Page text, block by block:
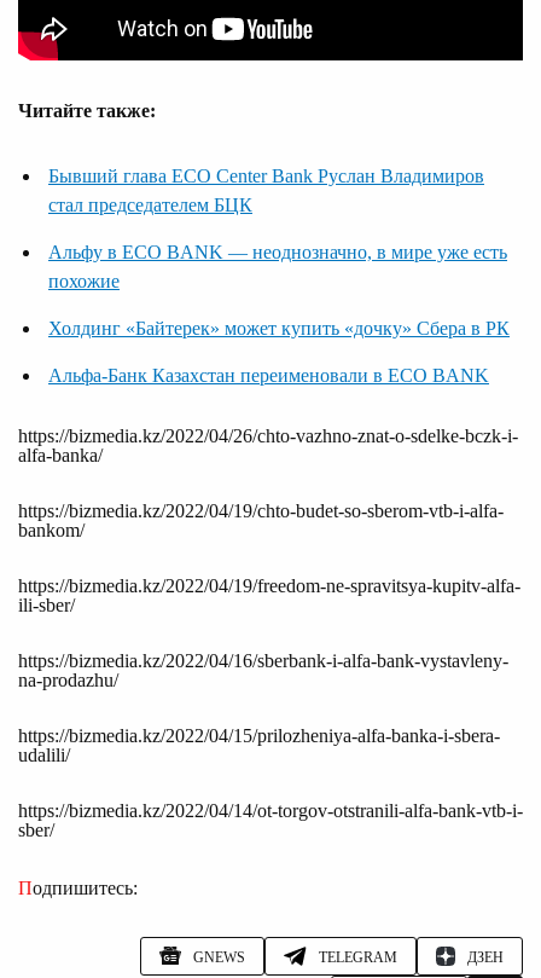
Читайте также:
Бывший глава ЕСО Center Bank Руслан Владимиров
стал председателем БЦК
Альфу в ECO BANK — неоднозначно, в мире уже есть
похожие
Холдинг «Байтерек» может купить «дочку» Сбера в РК
Альфа-Банк Казахстан переименовали в ECO BANK
https://bizmedia.kz/2022/04/26/chto-vazhno-znat-o-sdelke-bczk-i-
alfa-banka/
https://bizmedia.kz/2022/04/19/chto-budet-so-sberom-vtb-i-alfa-
bankom/
https://bizmedia.kz/2022/04/19/freedom-ne-spravitsya-kupitv-alfa-
ili-sber/
https://bizmedia.kz/2022/04/16/sberbank-i-alfa-bank-vystavleny-
na-prodazhu/
https://bizmedia.kz/2022/04/15/prilozheniya-alfa-banka-i-sbera-
udalili/
https://bizmedia.kz/2022/04/14/ot-torgov-otstranili-alfa-bank-vtb-i-
sber/
Подпишитесь:
GNEWS TELEGRAM ДЗЕН